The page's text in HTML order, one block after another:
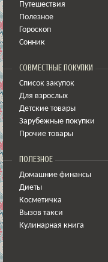
Путешествия
Полезное
Гороскоп
Сонник
СОВМЕСТНЫЕ ПОКУПКИ
Список закупок
Для взрослых
Детские товары
Зарубежные покупки
Прочие товары
ПОЛЕЗНОЕ
Домашние финансы
Диеты
Косметичка
Вызов такси
Кулинарная книга